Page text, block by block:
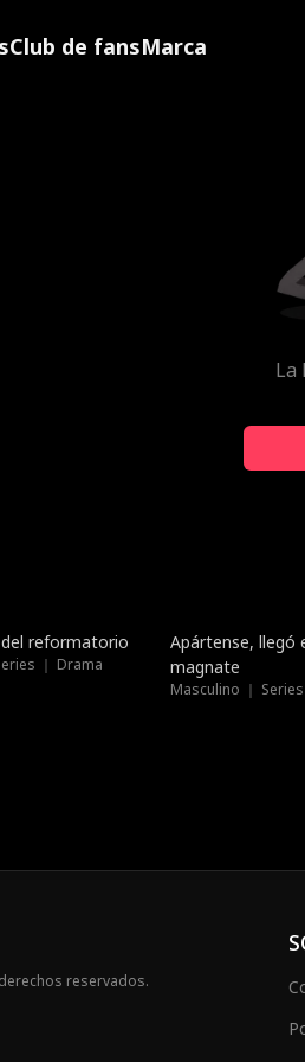
Club de fansMarca
La
reformatorio
｜ Drama
Tendencias
Apártense, llegó
magnate
Masculino ｜
reservados.